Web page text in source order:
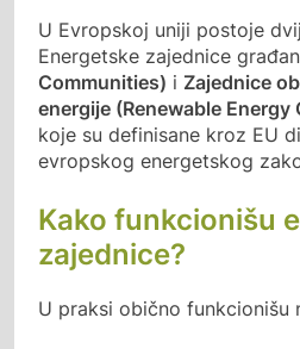
U Evropskoj uniji postoje
Energetske zajednice
Communities) i Zajednice
energije (Renewable Energy
koje su definisane kroz EU
evropskog energetskog
Kako funkcionišu
zajednice?
U praksi obično funkcionišu